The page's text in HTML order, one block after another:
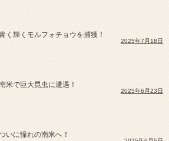
く輝くモルフォチョウを捕獲！
2025年7月18日
米で巨大昆虫に遭遇！
2025年6月23日
いに憧れの南米へ！